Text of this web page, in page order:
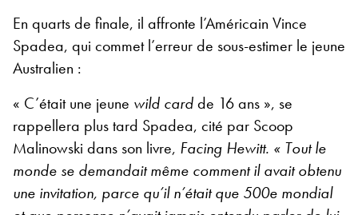
En quarts de finale, il affronte l’Américain Vince
Spadea, qui commet l’erreur de sous-estimer le jeune
Australien :
« C’était une jeune wild cardde 16 ans », se
rappellera plus tard Spadea, cité par Scoop
Malinowski dans son livre, Facing Hewitt. « Tout le
monde se demandait même comment il avait obtenu
une invitation, parce qu’il n’était que 500e mondial